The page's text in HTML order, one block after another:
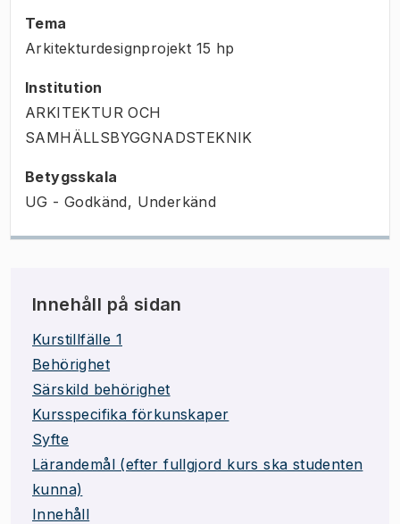
Tema
Arkitekturdesignprojekt 15 hp
Institution
ARKITEKTUR OCH
SAMHÄLLSBYGGNADSTEKNIK
Betygsskala
UG - Godkänd, Underkänd
Innehåll på sidan
Kurstillfälle 1
Behörighet
Särskild behörighet
Kursspecifika förkunskaper
Syfte
Lärandemål (efter fullgjord kurs ska studenten
kunna)
Innehåll